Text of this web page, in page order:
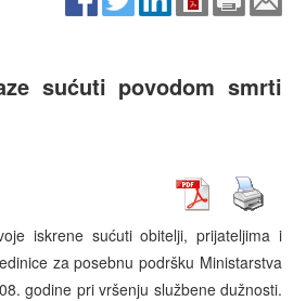
sućuti povodom smrti
iskrene sućuti obitelji, prijateljima i
za posebnu podršku Ministarstva
godine pri vršenju službene dužnosti.